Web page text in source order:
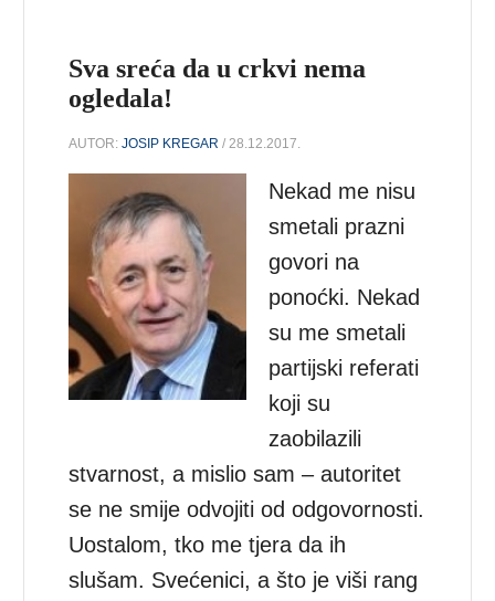
Sva sreća da u crkvi nema
ogledala!
AUTOR:JOSIP KREGAR / 28.12.2017.
Nekad me nisu
smetali prazni
govori na
ponoćki. Nekad
su me smetali
partijski referati
koji su
zaobilazili
stvarnost, a mislio sam – autoritet
se ne smije odvojiti od odgovornosti.
Uostalom, tko me tjera da ih
slušam. Svećenici, a što je viši rang